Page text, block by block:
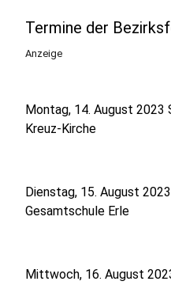
Termine der
Anzeige
Montag, 14. August
Kreuz-Kirche
Dienstag, 15. August
Gesamtschule Erle
Mittwoch, 16. August